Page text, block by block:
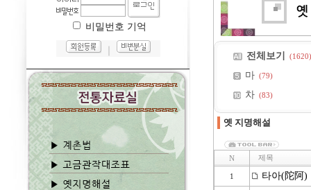
비밀번호 기억
전체보기 (1620)
마 (79)
차 (83)
옛 지명해설
N 제목
1 타아(陀阿)